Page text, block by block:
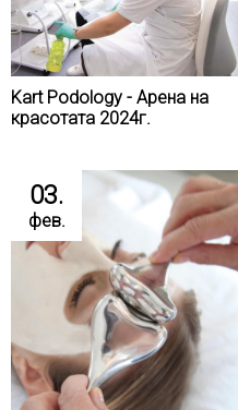
Kart Podology - Арена на
красотата 2024г.
03.
фев.